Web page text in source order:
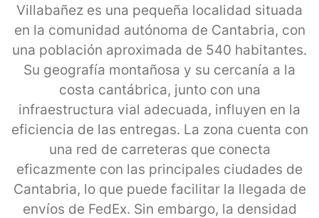
Villabañez es una pequeña localidad situada
en la comunidad autónoma de Cantabria, con
una población aproximada de 540 habitantes.
Su geografía montañosa y su cercanía a la
costa cantábrica, junto con una
infraestructura vial adecuada, influyen en la
eficiencia de las entregas. La zona cuenta con
una red de carreteras que conecta
eficazmente con las principales ciudades de
Cantabria, lo que puede facilitar la llegada de
envíos de FedEx. Sin embargo, la densidad